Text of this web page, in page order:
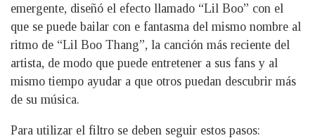
emergente, diseñó el efecto llamado “Lil Boo” con el
que se puede bailar con e fantasma del mismo nombre al
ritmo de “Lil Boo Thang”, la canción más reciente del
artista, de modo que puede entretener a sus fans y al
mismo tiempo ayudar a que otros puedan descubrir más
de su música.
Para utilizar el filtro se deben seguir estos pasos: